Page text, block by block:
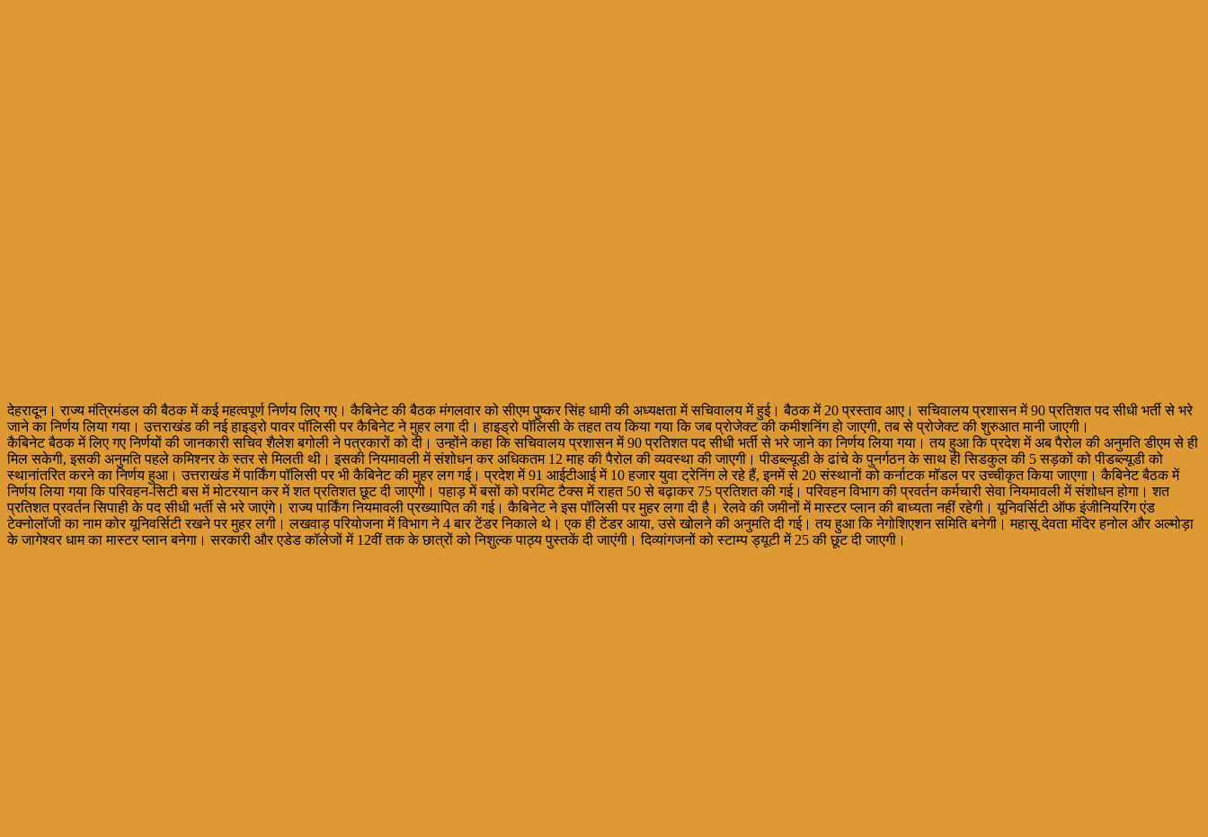
देहरादून। राज्य मंत्रिमंडल की बैठक में कई महत्वपूर्ण निर्णय लिए गए। कैबिनेट की बैठक मंगलवार को सीएम पुष्कर सिंह धामी की अध्यक्षता में सचिवालय में हुई। बैठक में 20 प्रस्ताव आए। सचिवालय प्रशासन में 90 प्रतिशत पद सीधी भर्ती से भरे
जाने का निर्णय लिया गया। उत्तराखंड की नई हाइड्रो पावर पॉलिसी पर कैबिनेट ने मुहर लगा दी। हाइड्रो पॉलिसी के तहत तय किया गया कि जब प्रोजेक्ट की कमीशनिंग हो जाएगी, तब से प्रोजेक्ट की शुरुआत मानी जाएगी।
कैबिनेट बैठक में लिए गए निर्णयों की जानकारी सचिव शैलेश बगोली ने पत्रकारों को दी। उन्होंने कहा कि सचिवालय प्रशासन में 90 प्रतिशत पद सीधी भर्ती से भरे जाने का निर्णय लिया गया। तय हुआ कि प्रदेश में अब पैरोल की अनुमति डीएम से ही
मिल सकेगी, इसकी अनुमति पहले कमिश्नर के स्तर से मिलती थी। इसकी नियमावली में संशोधन कर अधिकतम 12 माह की पैरोल की व्यवस्था की जाएगी। पीडब्ल्यूडी के ढांचे के पुनर्गठन के साथ ही सिडकुल की 5 सड़कों को पीडब्ल्यूडी को
स्थानांतरित करने का निर्णय हुआ। उत्तराखंड में पार्किंग पॉलिसी पर भी कैबिनेट की मुहर लग गई। प्रदेश में 91 आईटीआई में 10 हजार युवा ट्रेनिंग ले रहे हैं, इनमें से 20 संस्थानों को कर्नाटक मॉडल पर उच्चीकृत किया जाएगा। कैबिनेट बैठक में
निर्णय लिया गया कि परिवहन-सिटी बस में मोटरयान कर में शत प्रतिशत छूट दी जाएगी। पहाड़ में बसों को परमिट टैक्स में राहत 50 से बढ़ाकर 75 प्रतिशत की गई। परिवहन विभाग की प्रवर्तन कर्मचारी सेवा नियमावली में संशोधन होगा। शत
प्रतिशत प्रवर्तन सिपाही के पद सीधी भर्ती से भरे जाएंगे। राज्य पार्किंग नियमावली प्रख्यापित की गई। कैबिनेट ने इस पॉलिसी पर मुहर लगा दी है। रेलवे की जमीनों में मास्टर प्लान की बाध्यता नहीं रहेगी। यूनिवर्सिटी ऑफ इंजीनियरिंग एंड
टेक्नोलॉजी का नाम कोर यूनिवर्सिटी रखने पर मुहर लगी। लखवाड़ परियोजना में विभाग ने 4 बार टेंडर निकाले थे। एक ही टेंडर आया, उसे खोलने की अनुमति दी गई। तय हुआ कि नेगोशिएशन समिति बनेगी। महासू देवता मंदिर हनोल और अल्मोड़ा
के जागेश्वर धाम का मास्टर प्लान बनेगा। सरकारी और एडेड कॉलेजों में 12वीं तक के छात्रों को निशुल्क पाठ्य पुस्तकें दी जाएंगी। दिव्यांगजनों को स्टाम्प ड्यूटी में 25 की छूट दी जाएगी।